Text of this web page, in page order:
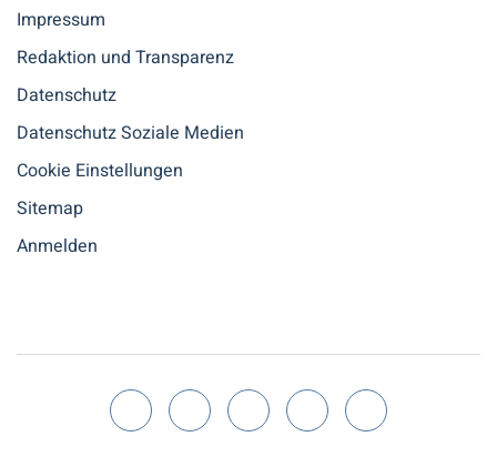
Impressum
Redaktion und Transparenz
Datenschutz
Datenschutz Soziale Medien
Cookie Einstellungen
Sitemap
Anmelden